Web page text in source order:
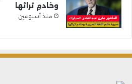
وخادمِ تراثها
منذ أسبوعين